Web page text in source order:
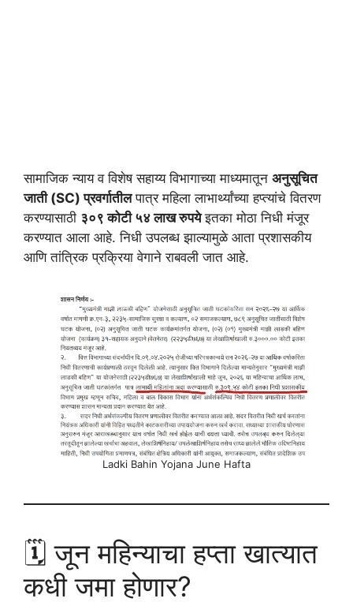
सामाजिक न्याय व विशेष सहाय्य विभागाच्या माध्यमातून अनुसूचित
जाती (SC) प्रवर्गातीलपात्र महिला लाभार्थ्यांच्या हप्त्यांचे वितरण
करण्यासाठी ३०९ कोटी ५४ लाख रुपयेइतका मोठा निधी मंजूर
करण्यात आला आहे. निधी उपलब्ध झाल्यामुळे आता प्रशासकीय
आणि तांत्रिक प्रक्रिया वेगाने राबवली जात आहे.
Ladki Bahin Yojana June Hafta
🗓️ जून महिन्याचा हप्ता खात्यात
कधी जमा होणार?